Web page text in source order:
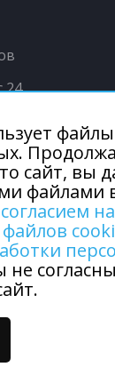
24
1С
г. ООО
сайт, вы
файлами
согласием на
не